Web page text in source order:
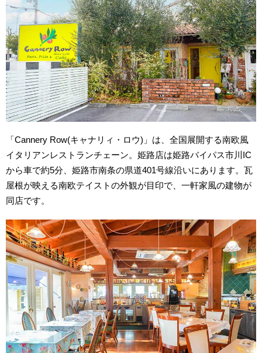
「Cannery Row(キャナリィ・ロウ)」は、全国展開する南欧風
イタリアンレストランチェーン。姫路店は姫路バイパス市川IC
から車で約5分、姫路市南条の県道401号線沿いにあります。瓦
屋根が映える南欧テイストの外観が目印で、一軒家風の建物が
同店です。